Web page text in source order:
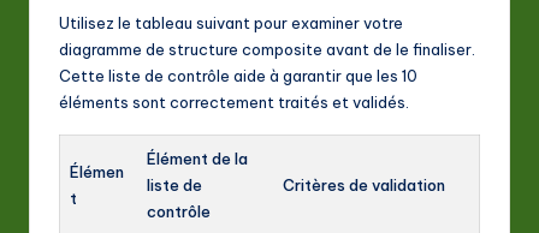
Utilisez le tableau suivant pour examiner votre
diagramme de structure composite avant de le finaliser.
Cette liste de contrôle aide à garantir que les 10
éléments sont correctement traités et validés.
Élémen
t
Élément de la
liste de
contrôle
Critères de validation